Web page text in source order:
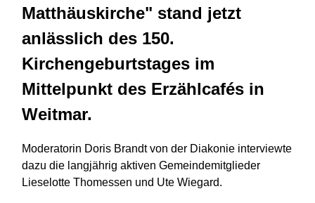
Matthäuskirche" stand jetzt
anlässlich des 150.
Kirchengeburtstages im
Mittelpunkt des Erzählcafés in
Weitmar.
Moderatorin Doris Brandt von der Diakonie interviewte
dazu die langjährig aktiven Gemeindemitglieder
Lieselotte Thomessen und Ute Wiegard.